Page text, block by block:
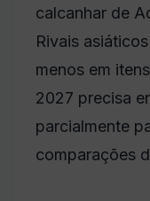
calcanhar de
Rivais
menos em
2027 precisa
parcialmente
comparações